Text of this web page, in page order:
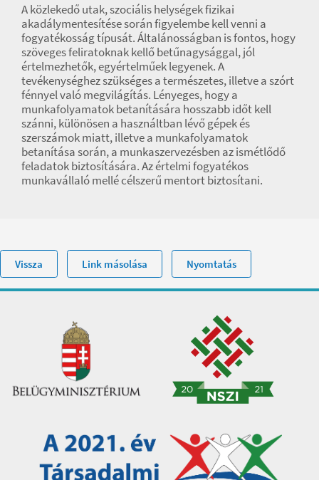
A közlekedő utak, szociális helységek fizikai
akadálymentesítése során figyelembe kell venni a
fogyatékosság típusát. Általánosságban is fontos, hogy
szöveges feliratoknak kellő betűnagysággal, jól
értelmezhetők, egyértelműek legyenek. A
tevékenységhez szükséges a természetes, illetve a szórt
fénnyel való megvilágítás. Lényeges, hogy a
munkafolyamatok betanítására hosszabb időt kell
szánni, különösen a használtban lévő gépek és
szerszámok miatt, illetve a munkafolyamatok
betanítása során, a munkaszervezésben az ismétlődő
feladatok biztosítására. Az értelmi fogyatékos
munkavállaló mellé célszerű mentort biztosítani.
Vissza Link másolása Nyomtatás